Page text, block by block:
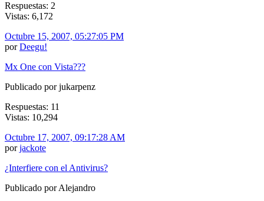
Respuestas: 2
Vistas: 6,172
Octubre 15, 2007, 05:27:05 PM
porDeegu!
Mx One con Vista???
Publicado por jukarpenz
Respuestas: 11
Vistas: 10,294
Octubre 17, 2007, 09:17:28 AM
porjackote
¿Interfiere con el Antivirus?
Publicado por Alejandro